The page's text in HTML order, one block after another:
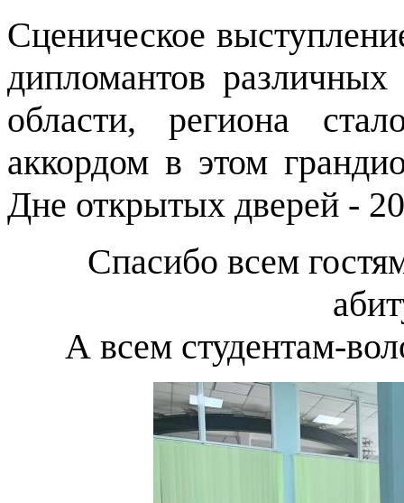
Сценическое
дипломантов различных
области, региона
аккордом в этом
Дне открытых дверей -
Спасибо всем
А всем студентам-